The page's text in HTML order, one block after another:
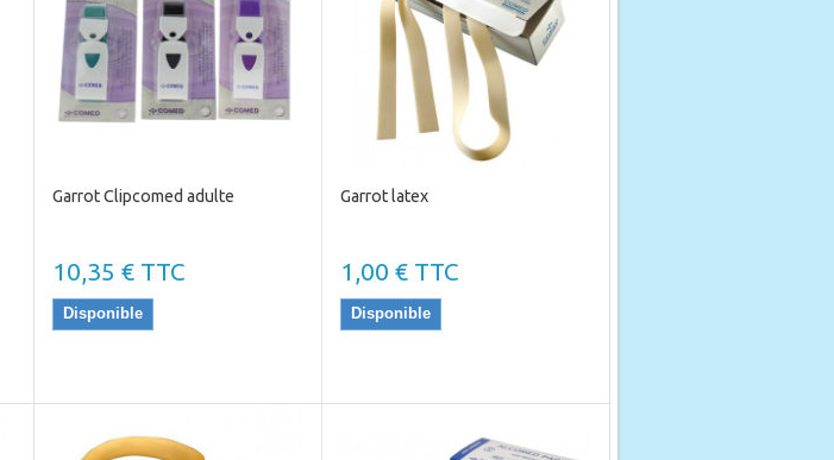
Garrot Clipcomed adulte
10,35 € TTC
Disponible
Garrot latex
1,00 € TTC
Disponible